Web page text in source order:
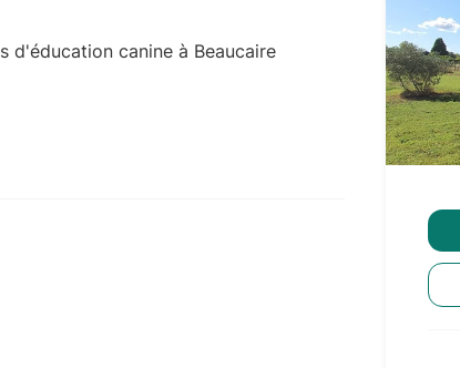
d'éducation canine à Beaucaire